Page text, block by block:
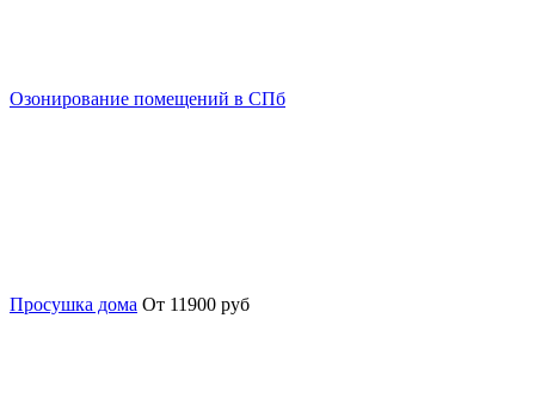
Озонирование помещений в СПб
Просушка дома От 11900 руб